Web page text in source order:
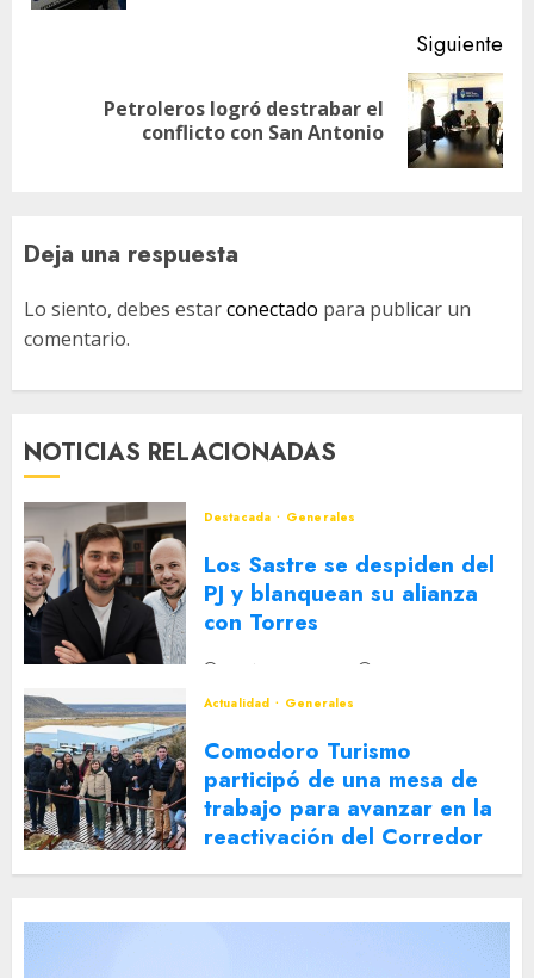
Siguiente
SiguientePetroleros logró destrabar el
conflicto con San Antonio
Deja una respuesta
Lo siento, debes estarconectado para publicar un
comentario.
NOTICIAS RELACIONADAS
Destacada Generales
Los Sastre se despiden del
PJ y blanquean su alianza
con Torres
2 DE AGOSTO DE 2026
Actualidad
Generales
Comodoro Turismo
participó de una mesa de
trabajo para avanzar en la
reactivación del Corredor